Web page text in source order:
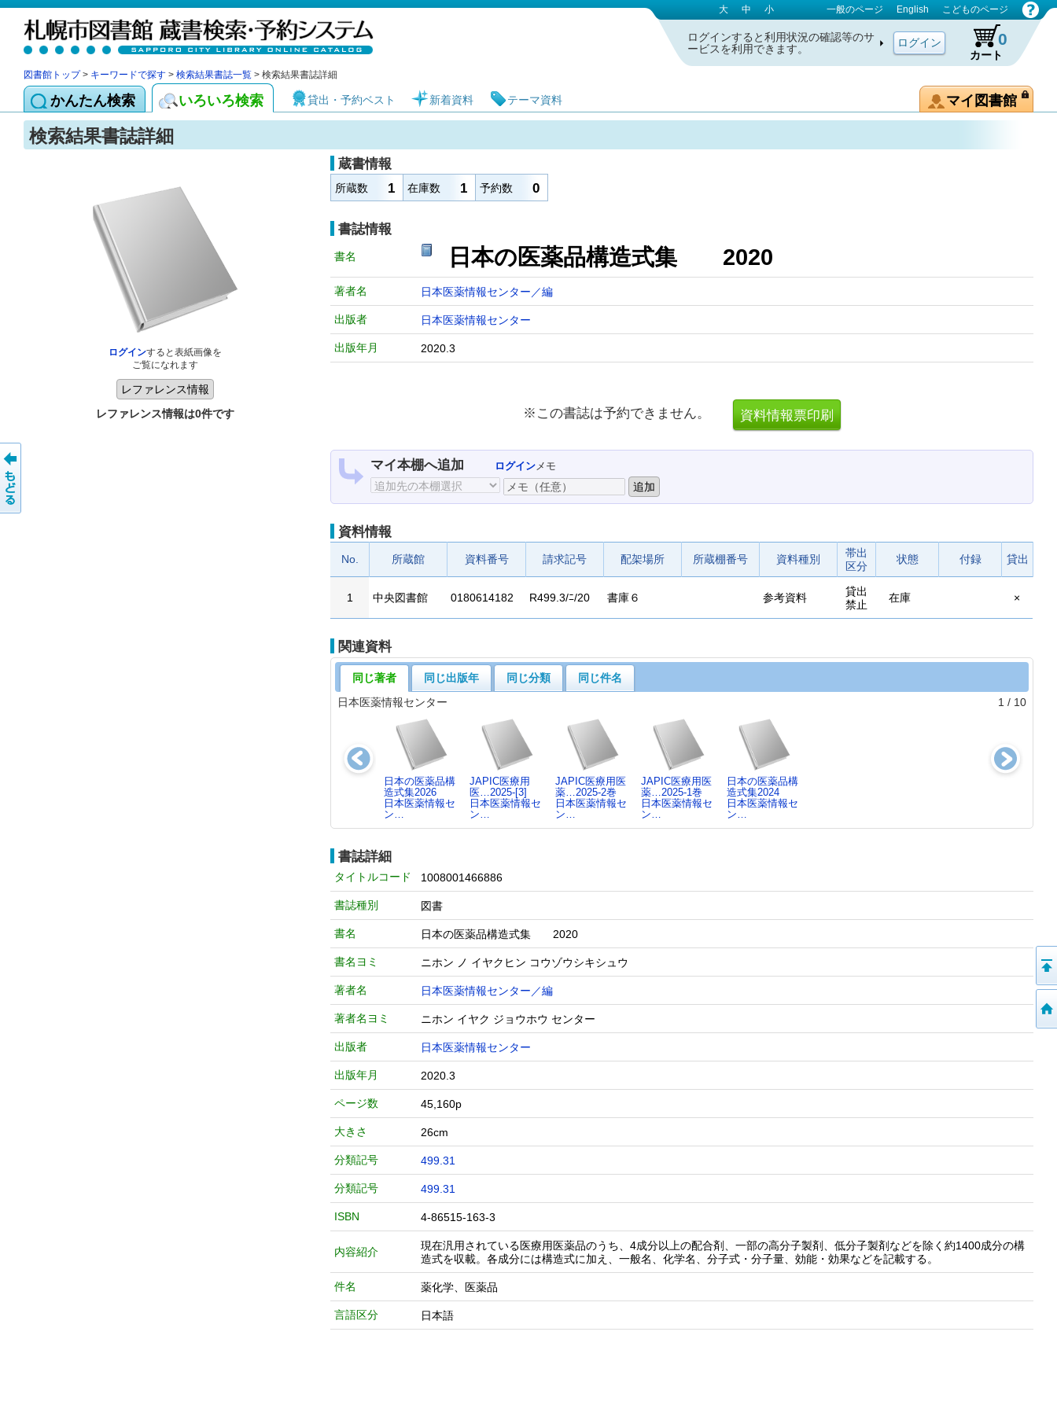
札幌市図書館 蔵書検索・予約システム 大 中 小 一般のページ English こどものページ
ログインすると利用状況の確認等のサ
ービスを利用できます。
カート
0
図書館トップ> キーワードで探す > 検索結果書誌一覧 > 検索結果書誌詳細
かんたん検索 いろいろ検索 貸出・予約ベスト 新着資料 テーマ資料 マイ図書館
検索結果書誌詳細
ログインすると表紙画像を
ご覧になれます
レファレンス情報は0件です
蔵書情報
所蔵数 1 在庫数 1 予約数 0
書誌情報
書名 日本の医薬品構造式集 2020
著者名 日本医薬情報センター／編
出版者 日本医薬情報センター
出版年月 2020.3
※この書誌は予約できません。
マイ本棚へ追加 ログインメモ
資料情報
No. 所蔵館 資料番号 請求記号 配架場所 所蔵棚番号 資料種別
帯出
区分
状態 付録 貸出
1 中央図書館 0180614182 R499.3/ﾆ/20 書庫６ 参考資料
貸出
禁止
在庫 ×
関連資料
同じ著者 同じ出版年 同じ分類
同じ件名
日本医薬情報センター
1 / 10
日本の医薬品構
造式集2026
日本医薬情報セ
ン…
JAPIC医療用
医…2025-[3]
日本医薬情報セ
ン…
JAPIC医療用医
薬…2025-2巻
日本医薬情報セ
ン…
JAPIC医療用医
薬…2025-1巻
日本医薬情報セ
ン…
日本の医薬品構
造式集2024
日本医薬情報セ
ン…
書誌詳細
タイトルコード 1008001466886
書誌種別 図書
書名 日本の医薬品構造式集 2020
書名ヨミ ニホン ノ イヤクヒン コウゾウシキシュウ
著者名 日本医薬情報センター／編
著者名ヨミ ニホン イヤク ジョウホウ センター
出版者 日本医薬情報センター
出版年月 2020.3
ページ数 45,160p
大きさ 26cm
分類記号 499.31
分類記号 499.31
ISBN 4-86515-163-3
内容紹介
現在汎用されている医療用医薬品のうち、4成分以上の配合剤、一部の高分子製剤、低分子製剤などを除く約1400成分の構
造式を収載。各成分には構造式に加え、一般名、化学名、分子式・分子量、効能・効果などを記載する。
件名 薬化学、医薬品
言語区分 日本語